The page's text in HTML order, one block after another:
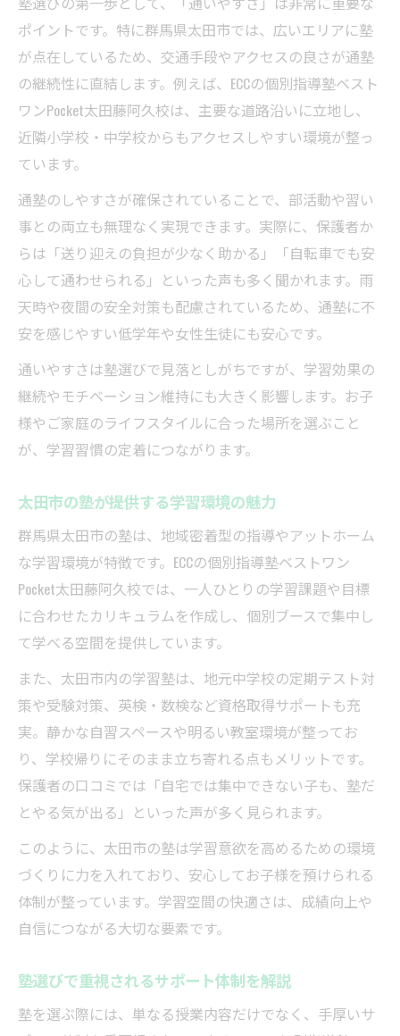
ポイントです。特に群馬県太田市では、広いエリアに塾
が点在しているため、交通手段やアクセスの良さが通塾
の継続性に直結します。例えば、ECCの個別指導塾ベスト
ワンPocket太田藤阿久校は、主要な道路沿いに立地し、
近隣小学校・中学校からもアクセスしやすい環境が整っ
ています。
通塾のしやすさが確保されていることで、部活動や習い
事との両立も無理なく実現できます。実際に、保護者か
らは「送り迎えの負担が少なく助かる」「自転車でも安
心して通わせられる」といった声も多く聞かれます。雨
天時や夜間の安全対策も配慮されているため、通塾に不
安を感じやすい低学年や女性生徒にも安心です。
通いやすさは塾選びで見落としがちですが、学習効果の
継続やモチベーション維持にも大きく影響します。お子
様やご家庭のライフスタイルに合った場所を選ぶこと
が、学習習慣の定着につながります。
太田市の塾が提供する学習環境の魅力
群馬県太田市の塾は、地域密着型の指導やアットホーム
な学習環境が特徴です。ECCの個別指導塾ベストワン
Pocket太田藤阿久校では、一人ひとりの学習課題や目標
に合わせたカリキュラムを作成し、個別ブースで集中し
て学べる空間を提供しています。
また、太田市内の学習塾は、地元中学校の定期テスト対
策や受験対策、英検・数検など資格取得サポートも充
実。静かな自習スペースや明るい教室環境が整ってお
り、学校帰りにそのまま立ち寄れる点もメリットです。
保護者の口コミでは「自宅では集中できない子も、塾だ
とやる気が出る」といった声が多く見られます。
このように、太田市の塾は学習意欲を高めるための環境
づくりに力を入れており、安心してお子様を預けられる
体制が整っています。学習空間の快適さは、成績向上や
自信につながる大切な要素です。
塾選びで重視されるサポート体制を解説
塾を選ぶ際には、単なる授業内容だけでなく、手厚いサ